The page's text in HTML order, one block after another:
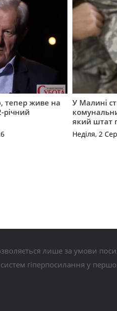
тепер живе на
річний
У Малині
який штат
Неділя, 2
лише за умови
гіперпосилання у